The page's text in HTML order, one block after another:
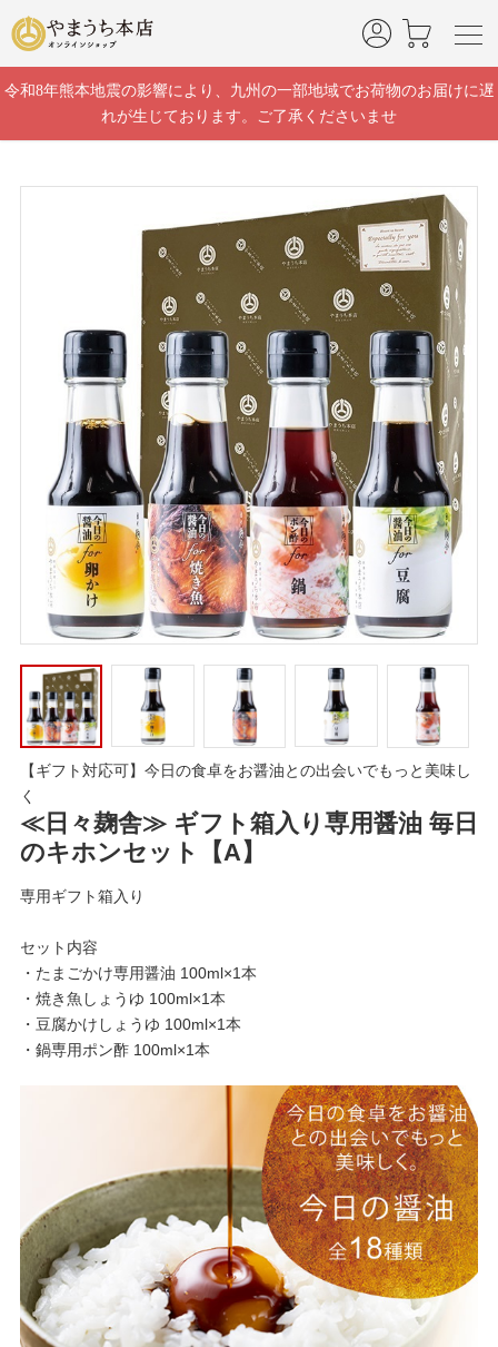
令和8年熊本地震の影響により、九州の一部地域でお荷物のお届けに遅
れが生じております。ご了承くださいませ
【ギフト対応可】今日の食卓をお醤油との出会いでもっと美味し
く
≪日々麹舎≫ ギフト箱入り専用醤油 毎日
のキホンセット【A】
専用ギフト箱入り
セット内容
・たまごかけ専用醤油 100ml×1本
・焼き魚しょうゆ 100ml×1本
・豆腐かけしょうゆ 100ml×1本
・鍋専用ポン酢 100ml×1本